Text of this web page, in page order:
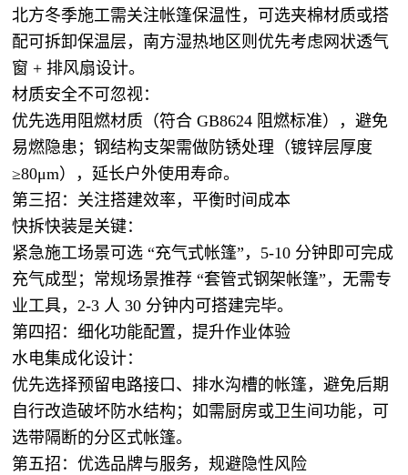
北方冬季施工需关注帐篷保温性，可选夹棉材质或搭
配可拆卸保温层，南方湿热地区则优先考虑网状透气
窗 + 排风扇设计。
材质安全不可忽视：
优先选用阻燃材质（符合 GB8624 阻燃标准），避免
易燃隐患；钢结构支架需做防锈处理（镀锌层厚度
≥80μm），延长户外使用寿命。
第三招：关注搭建效率，平衡时间成本
快拆快装是关键：
紧急施工场景可选 “充气式帐篷”，5-10 分钟即可完成
充气成型；常规场景推荐 “套管式钢架帐篷”，无需专
业工具，2-3 人 30 分钟内可搭建完毕。
第四招：细化功能配置，提升作业体验
水电集成化设计：
优先选择预留电路接口、排水沟槽的帐篷，避免后期
自行改造破坏防水结构；如需厨房或卫生间功能，可
选带隔断的分区式帐篷。
第五招：优选品牌与服务，规避隐性风险